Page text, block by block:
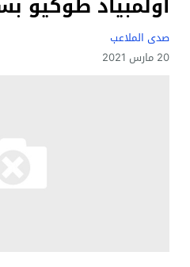
صدى الملاعب
20 مارس 2021